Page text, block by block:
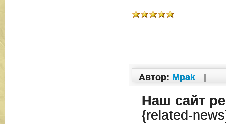
Автор: Mpak
Наш сайт
{related-